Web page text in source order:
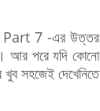
7 -এর উত্তর
আর পরে যদি কোনো
সহজেই দেখেনিতে